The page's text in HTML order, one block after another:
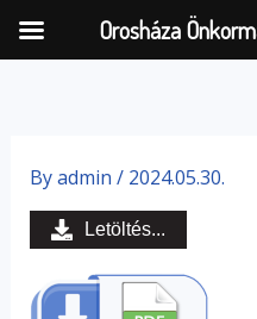
content
Byadmin / 2024.05.30.
Letöltés...
Orosháza